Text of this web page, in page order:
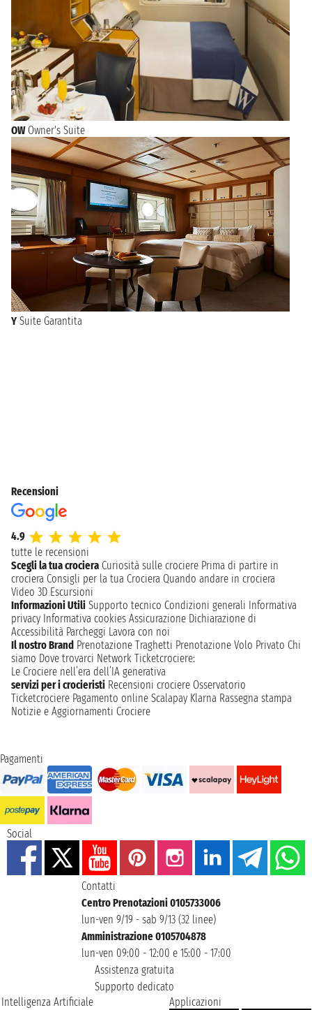
OW Owner's Suite
Y Suite Garantita
Recensioni
4.9
tutte le recensioni
Scegli la tua crociera Curiosità sulle crociere Prima di partire in
crociera Consigli per la tua Crociera Quando andare in crociera
Video 3D Escursioni
Informazioni Utili Supporto tecnico Condizioni generali Informativa
privacy Informativa cookies Assicurazione Dichiarazione di
Accessibilità Parcheggi Lavora con noi
Il nostro Brand Prenotazione Traghetti Prenotazione Volo Privato Chi
siamo Dove trovarci Network Ticketcrociere:
Le Crociere nell’era dell’IA generativa
servizi per i crocieristi Recensioni crociere Osservatorio
Ticketcrociere Pagamento online Scalapay Klarna Rassegna stampa
Notizie e Aggiornamenti Crociere
Pagamenti
Social
Contatti
Centro Prenotazioni 0105733006
lun-ven 9/19 - sab 9/13 (32 linee)
Amministrazione 0105704878
lun-ven 09:00 - 12:00 e 15:00 - 17:00
Assistenza gratuita
Supporto dedicato
Intelligenza Artificiale
Applicazioni